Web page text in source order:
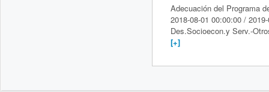
Adecuación del Programa
2018-08-01 00:00:00 /
Des.Socioecon.y Serv.-
[+]